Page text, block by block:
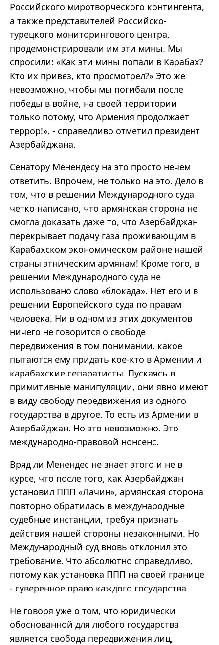
Российского миротворческого контингента,
а также представителей Российско-
турецкого мониторингового центра,
продемонстрировали им эти мины. Мы
спросили: «Как эти мины попали в Карабах?
Кто их привез, кто просмотрел?» Это же
невозможно, чтобы мы погибали после
победы в войне, на своей территории
только потому, что Армения продолжает
террор!», - справедливо отметил президент
Азербайджана.
Сенатору Менендесу на это просто нечем
ответить. Впрочем, не только на это. Дело в
том, что в решении Международного суда
четко написано, что армянская сторона не
смогла доказать даже то, что Азербайджан
перекрывает подачу газа проживающим в
Карабахском экономическом районе нашей
страны этническим армянам! Кроме того, в
решении Международного суда не
использовано слово «блокада». Нет его и в
решении Европейского суда по правам
человека. Ни в одном из этих документов
ничего не говорится о свободе
передвижения в том понимании, какое
пытаются ему придать кое-кто в Армении и
карабахские сепаратисты. Пускаясь в
примитивные манипуляции, они явно имеют
в виду свободу передвижения из одного
государства в другое. То есть из Армении в
Азербайджан. Но это невозможно. Это
международно-правовой нонсенс.
Вряд ли Менендес не знает этого и не в
курсе, что после того, как Азербайджан
установил ППП «Лачин», армянская сторона
повторно обратилась в международные
судебные инстанции, требуя признать
действия нашей стороны незаконными. Но
Международный суд вновь отклонил это
требование. Что абсолютно справедливо,
потому как установка ППП на своей границе
- суверенное право каждого государства.
Не говоря уже о том, что юридически
обоснованной для любого государства
является свобода передвижения лиц,